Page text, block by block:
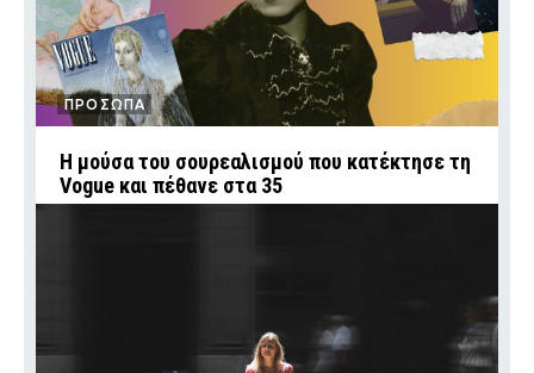
ΠΡΟΣΩΠΑ
Η μούσα του σουρεαλισμού που κατέκτησε τη
Vogue και πέθανε στα 35